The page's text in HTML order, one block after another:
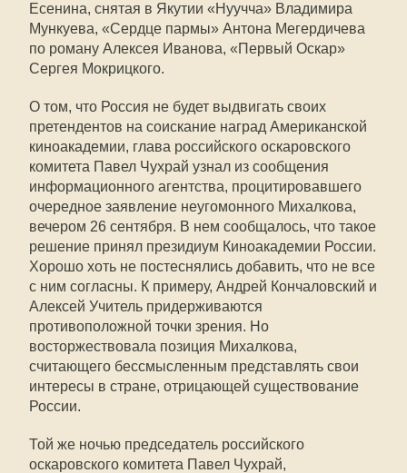
Есенина, снятая в Якутии «Нуучча» Владимира
Мункуева, «Сердце пармы» Антона Мегердичева
по роману Алексея Иванова, «Первый Оскар»
Сергея Мокрицкого.
О том, что Россия не будет выдвигать своих
претендентов на соискание наград Американской
киноакадемии, глава российского оскаровского
комитета Павел Чухрай узнал из сообщения
информационного агентства, процитировавшего
очередное заявление неугомонного Михалкова,
вечером 26 сентября. В нем сообщалось, что такое
решение принял президиум Киноакадемии России.
Хорошо хоть не постеснялись добавить, что не все
с ним согласны. К примеру, Андрей Кончаловский и
Алексей Учитель придерживаются
противоположной точки зрения. Но
восторжествовала позиция Михалкова,
считающего бессмысленным представлять свои
интересы в стране, отрицающей существование
России.
Той же ночью председатель российского
оскаровского комитета Павел Чухрай,